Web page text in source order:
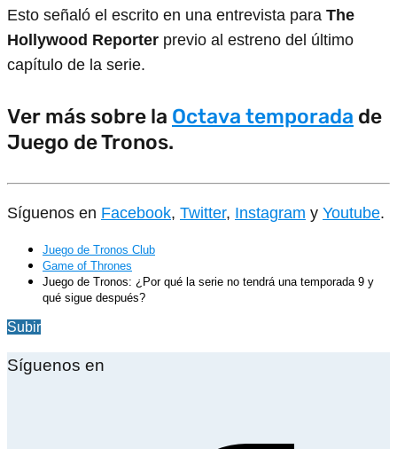
Esto señaló el escrito en una entrevista para The
Hollywood Reporter previo al estreno del último
capítulo de la serie.
Ver más sobre la Octava temporada de
Juego de Tronos.
Síguenos en Facebook, Twitter, Instagram y Youtube.
Juego de Tronos Club
Game of Thrones
Juego de Tronos: ¿Por qué la serie no tendrá una temporada 9 y
qué sigue después?
Subir
Síguenos en